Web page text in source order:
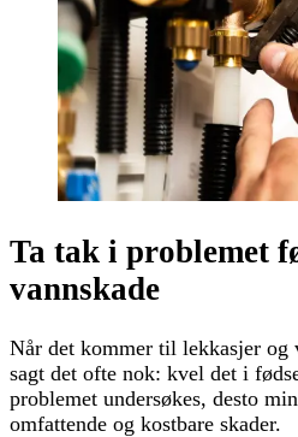
Ta tak i problemet
vannskade
Når det kommer til lekkasjer og
sagt det ofte nok: kvel det i
problemet undersøkes, desto
omfattende og kostbare skader.